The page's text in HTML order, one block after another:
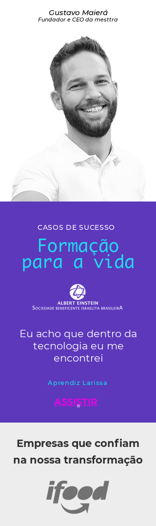
Gustavo Maierá
Fundador e CEO da mesttra
CASOS DE SUCESSO
Formação
para a vida
Eu acho que dentro da
tecnologia eu me
encontrei
Aprendiz Larissa
ASSISTIR
Empresas que confiam
na nossa transformação